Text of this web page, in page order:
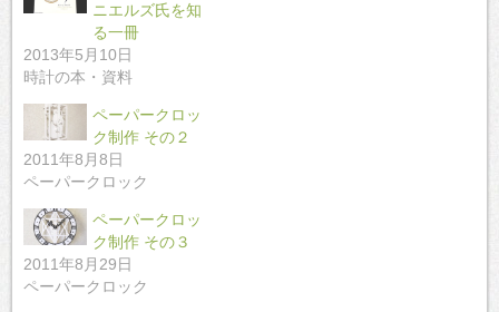
ニエルズ氏を知
る一冊
2013年5月10日
時計の本・資料
ペーパークロッ
ク制作 その２
2011年8月8日
ペーパークロック
ペーパークロッ
ク制作 その３
2011年8月29日
ペーパークロック